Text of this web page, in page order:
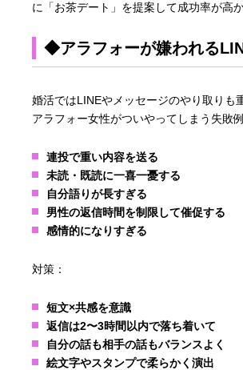
に「お茶デート」を提案して成功率が高か
◆アラフォーが嫌われる
婚活ではLINEやメッセージのやり取りも
アラフォー女性がついやってしまう失敗例
連投で重い内容を送る
未読・既読に一喜一憂する
自分語りが長すぎる
男性の返信時間を制限して催促する
感情的になりすぎる
対策：
短文×共感を意識
返信は2〜3時間以内で落ち着いて
自分の話も相手の話もバランスよく
絵文字やスタンプで柔らかく演出